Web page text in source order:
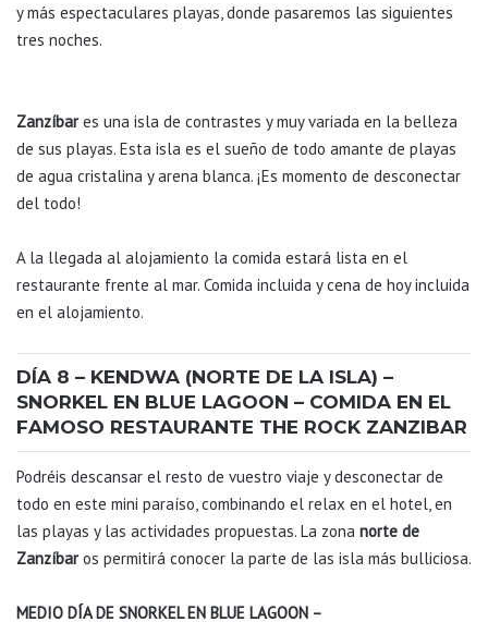
y más espectaculares playas, donde pasaremos las siguientes
tres noches.
Zanzíbares una isla de contrastes y muy variada en la belleza
de sus playas. Esta isla es el sueño de todo amante de playas
de agua cristalina y arena blanca. ¡Es momento de desconectar
del todo!
A la llegada al alojamiento la comida estará lista en el
restaurante frente al mar. Comida incluida y cena de hoy incluida
en el alojamiento.
DÍA 8 – KENDWA (NORTE DE LA ISLA) –
SNORKEL EN BLUE LAGOON – COMIDA EN EL
FAMOSO RESTAURANTE THE ROCK ZANZIBAR
Podréis descansar el resto de vuestro viaje y desconectar de
todo en este mini paraíso, combinando el relax en el hotel, en
las playas y las actividades propuestas. La zona norte de
Zanzíbaros permitirá conocer la parte de las isla más bulliciosa.
MEDIO DÍA DE SNORKEL EN BLUE LAGOON –